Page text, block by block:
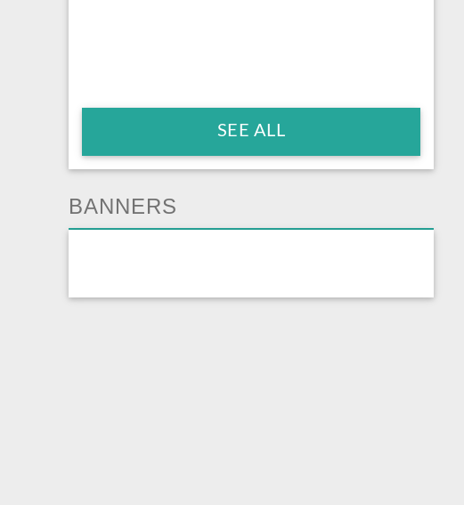
SEE ALL
BANNERS